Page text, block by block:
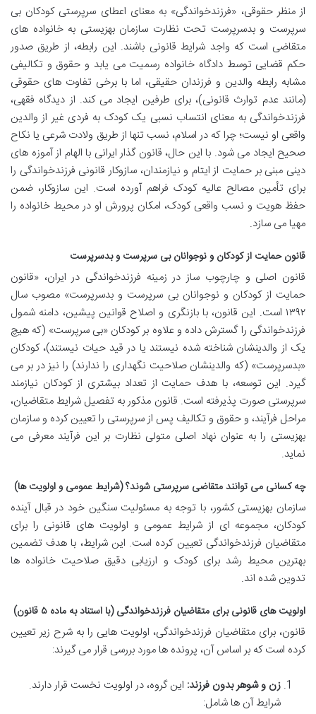
از منظر حقوقی، «فرزندخواندگی» به معنای اعطای سرپرستی کودکان بی
سرپرست و بدسرپرست تحت نظارت سازمان بهزیستی به خانواده های
متقاضی است که واجد شرایط قانونی باشند. این رابطه، از طریق صدور
حکم قضایی توسط دادگاه خانواده رسمیت می یابد و حقوق و تکالیفی
مشابه رابطه والدین و فرزندان حقیقی، اما با برخی تفاوت های حقوقی
(مانند عدم توارث قانونی)، برای طرفین ایجاد می کند. از دیدگاه فقهی،
فرزندخواندگی به معنای انتساب نسبی یک کودک به فردی غیر از والدین
واقعی او نیست؛ چرا که در اسلام، نسب تنها از طریق ولادت شرعی یا نکاح
صحیح ایجاد می شود. با این حال، قانون گذار ایرانی با الهام از آموزه های
دینی مبنی بر حمایت از ایتام و نیازمندان، سازوکار قانونی فرزندخواندگی را
برای تأمین مصالح عالیه کودک فراهم آورده است. این سازوکار، ضمن
حفظ هویت و نسب واقعی کودک، امکان پرورش او در محیط خانواده را
مهیا می سازد.
قانون حمایت از کودکان و نوجوانان بی سرپرست و بدسرپرست
قانون اصلی و چارچوب ساز در زمینه فرزندخواندگی در ایران، «قانون
حمایت از کودکان و نوجوانان بی سرپرست و بدسرپرست» مصوب سال
۱۳۹۲ است. این قانون، با بازنگری و اصلاح قوانین پیشین، دامنه شمول
فرزندخواندگی را گسترش داده و علاوه بر کودکان «بی سرپرست» (که هیچ
یک از والدینشان شناخته شده نیستند یا در قید حیات نیستند)، کودکان
«بدسرپرست» (که والدینشان صلاحیت نگهداری را ندارند) را نیز در بر می
گیرد. این توسعه، با هدف حمایت از تعداد بیشتری از کودکان نیازمند
سرپرستی صورت پذیرفته است. قانون مذکور به تفصیل شرایط متقاضیان،
مراحل فرآیند، و حقوق و تکالیف پس از سرپرستی را تعیین کرده و سازمان
بهزیستی را به عنوان نهاد اصلی متولی نظارت بر این فرآیند معرفی می
نماید.
چه کسانی می توانند متقاضی سرپرستی شوند؟ (شرایط عمومی و اولویت ها)
سازمان بهزیستی کشور، با توجه به مسئولیت سنگین خود در قبال آینده
کودکان، مجموعه ای از شرایط عمومی و اولویت های قانونی را برای
متقاضیان فرزندخواندگی تعیین کرده است. این شرایط، با هدف تضمین
بهترین محیط رشد برای کودک و ارزیابی دقیق صلاحیت خانواده ها
تدوین شده اند.
اولویت های قانونی برای متقاضیان فرزندخواندگی (با استناد به ماده ۵ قانون)
قانون، برای متقاضیان فرزندخواندگی، اولویت هایی را به شرح زیر تعیین
کرده است که بر اساس آن، پرونده ها مورد بررسی قرار می گیرند:
زن و شوهر بدون فرزند: این گروه، در اولویت نخست قرار دارند.
شرایط آن ها شامل: